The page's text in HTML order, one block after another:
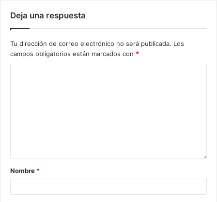
Deja una respuesta
Tu dirección de correo electrónico no será publicada. Los
campos obligatorios están marcados con *
Nombre *